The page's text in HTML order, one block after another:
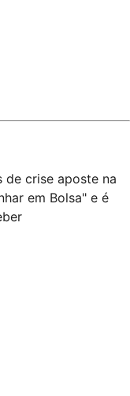
de crise aposte na
em Bolsa" e é